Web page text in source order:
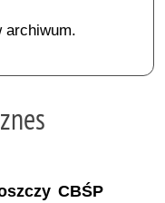
archiwum.
CBŚP